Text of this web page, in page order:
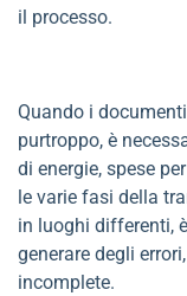
il processo.
Quando i
purtroppo, è
di energie, spese
le varie fasi della
in luoghi differenti,
generare degli
incomplete.